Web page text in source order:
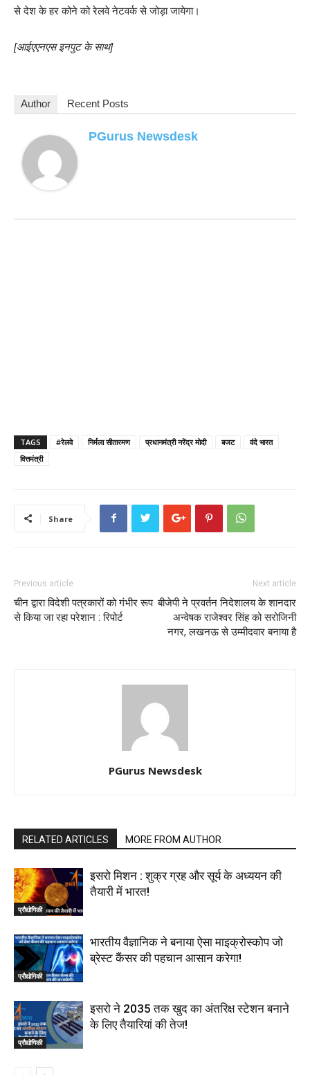
से देश के हर कोने को रेलवे नेटवर्क से जोड़ा जायेगा।
[आईएएनएस इनपुट के साथ]
Author Recent Posts
PGurus Newsdesk
TAGS #रेलवे निर्मला सीतारमण प्रधानमंत्री नरेंद्र मोदी बजट
वंदे भारत
वित्तमंत्री
Share
Previous article
चीन द्वारा विदेशी पत्रकारों को गंभीर रूप
से किया जा रहा परेशान : रिपोर्ट
Next article
बीजेपी ने प्रवर्तन निदेशालय के शानदार
अन्वेषक राजेश्वर सिंह को सरोजिनी
नगर, लखनऊ से उम्मीदवार बनाया है
PGurus Newsdesk
RELATED ARTICLES MORE FROM AUTHOR
प्रौद्योगिकी
इसरो मिशन : शुक्र ग्रह और सूर्य के अध्ययन की
तैयारी में भारत!
प्रौद्योगिकी
भारतीय वैज्ञानिक ने बनाया ऐसा माइक्रोस्कोप जो
ब्रेस्ट कैंसर की पहचान आसान करेगा!
प्रौद्योगिकी
इसरो ने 2035 तक खुद का अंतरिक्ष स्टेशन बनाने
के लिए तैयारियां की तेज!